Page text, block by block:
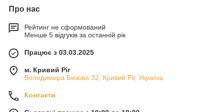
Про нас
Рейтинг не сформований
Менше 5 відгуків за останній рік
Працює з 03.03.2025
м. Кривий Ріг
Володимира Бизова 32, Кривий Ріг, Україна
Контакти